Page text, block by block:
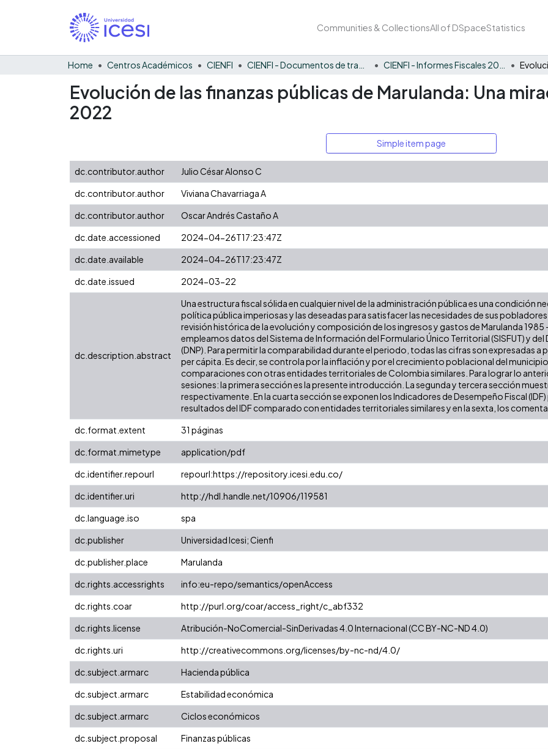
Communities & CollectionsAll of DSpaceStatistics
Home Centros Académicos CIENFI
Evolución de las finanzas públicas de Marulanda: Una
2022
Simple item page
dc.contributor.author
Julio César Alonso C
dc.contributor.author
Viviana Chavarriaga A
dc.contributor.author
Oscar Andrés Castaño A
dc.date.accessioned
2024-04-26T17:23:47Z
dc.date.available
2024-04-26T17:23:47Z
dc.date.issued
2024-03-22
dc.description.abstract
Una estructura fiscal sólida en cualquier nivel de la administración pública es una condición
política pública imperiosas y las deseadas para satisfacer las necesidades de sus
revisión histórica de la evolución y composición de los ingresos y gastos de Marulanda 1985
empleamos datos del Sistema de Información del Formulario Único Territorial (SISFUT) y
(DNP). Para permitir la comparabilidad durante el periodo, todas las cifras son expresadas
per cápita. Es decir, se controla por la inflación y por el crecimiento poblacional del
comparaciones con otras entidades territoriales de Colombia similares. Para lograr lo
sesiones: la primera sección es la presente introducción. La segunda y tercera sección
respectivamente. En la cuarta sección se exponen los Indicadores de Desempeño Fiscal
resultados del IDF comparado con entidades territoriales similares y en la sexta, los
dc.format.extent
31 páginas
dc.format.mimetype
application/pdf
dc.identifier.repourl
repourl:https://repository.icesi.edu.co/
dc.identifier.uri
http://hdl.handle.net/10906/119581
dc.language.iso
spa
dc.publisher
Universidad Icesi; Cienfi
dc.publisher.place
Marulanda
dc.rights.accessrights
info:eu-repo/semantics/openAccess
dc.rights.coar
http://purl.org/coar/access_right/c_abf332
dc.rights.license
Atribución-NoComercial-SinDerivadas 4.0 Internacional (CC BY-NC-ND 4.0)
dc.rights.uri
http://creativecommons.org/licenses/by-nc-nd/4.0/
dc.subject.armarc
Hacienda pública
dc.subject.armarc
Estabilidad económica
dc.subject.armarc
Ciclos económicos
dc.subject.proposal
Finanzas públicas